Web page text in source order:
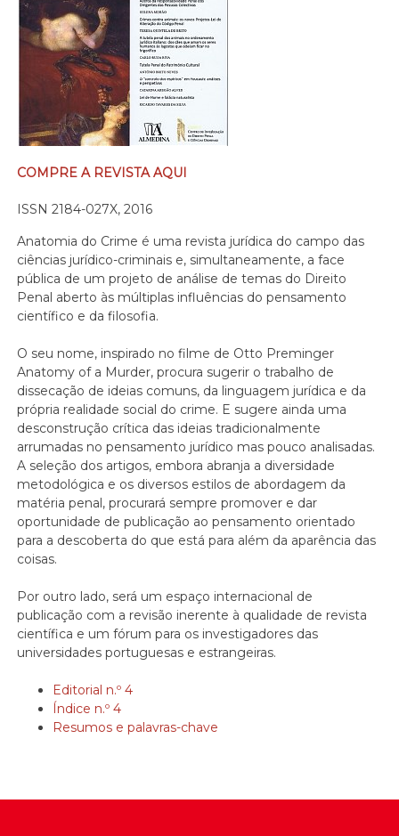
COMPRE A REVISTA AQUI
ISSN 2184-027X, 2016
Anatomia do Crime é uma revista jurídica do campo das
ciências jurídico-criminais e, simultaneamente, a face
pública de um projeto de análise de temas do Direito
Penal aberto às múltiplas influências do pensamento
científico e da filosofia.
O seu nome, inspirado no filme de Otto Preminger
Anatomy of a Murder, procura sugerir o trabalho de
dissecação de ideias comuns, da linguagem jurídica e da
própria realidade social do crime. E sugere ainda uma
desconstrução crítica das ideias tradicionalmente
arrumadas no pensamento jurídico mas pouco analisadas.
A seleção dos artigos, embora abranja a diversidade
metodológica e os diversos estilos de abordagem da
matéria penal, procurará sempre promover e dar
oportunidade de publicação ao pensamento orientado
para a descoberta do que está para além da aparência das
coisas.
Por outro lado, será um espaço internacional de
publicação com a revisão inerente à qualidade de revista
científica e um fórum para os investigadores das
universidades portuguesas e estrangeiras.
Editorial n.º 4
Índice n.º 4
Resumos e palavras-chave